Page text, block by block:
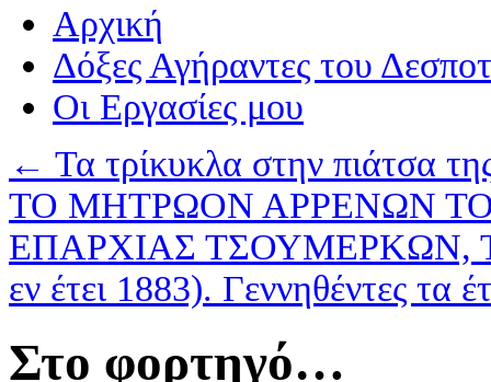
Αρχική
Δόξες Αγήραντες του
Οι Eργασίες μου
← Τα τρίκυκλα στην πιάτσα
ΤΟ ΜΗΤΡΩΟΝ ΑΡΡΕΝΩΝ
ΕΠΑΡΧΙΑΣ ΤΣΟΥΜΕΡΚΩΝ,
εν έτει 1883). Γεννηθέντες τα
Στο φορτηγό…